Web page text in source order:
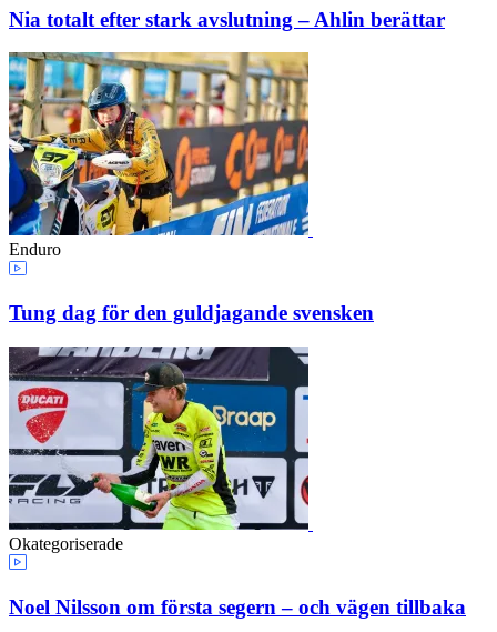
Nia totalt efter stark avslutning – Ahlin berättar
Enduro
Tung dag för den guldjagande svensken
Okategoriserade
Noel Nilsson om första segern – och vägen tillbaka